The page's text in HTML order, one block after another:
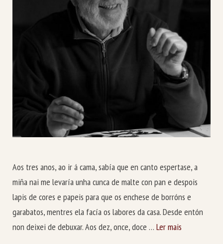
Aos tres anos, ao ir á cama, sabía que en canto espertase, a
miña nai me levaría unha cunca de malte con pan e despois
lapis de cores e papeis para que os enchese de borróns e
garabatos, mentres ela facía os labores da casa. Desde entón
non deixei de debuxar. Aos dez, once, doce … Ler mais